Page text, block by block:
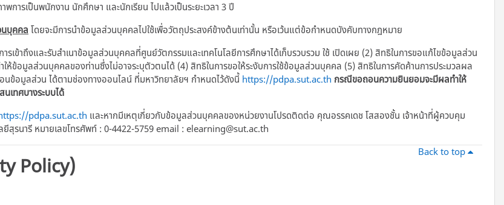
การเป็นพนักงาน นักศึกษา และนักเรียน ไปแล้วเป็นระยะเวลา 3 ปี
นบุคคล โดยจะมีการนำข้อมูลส่วนบุคคลไปใช้เพื่อวัตถุประสงค์ข้างต้นเท่านั้น หรือเว้นแต่ข้อกำหนดบังคับทางกฎหมาย
ถึงและรับสำเนาข้อมูลส่วนบุคคลที่ศูนย์วัตกรรมและเทคโนโลยีการศึกษาได้เก็บรวบรวม ใช้ เปิดเผย (2) สิทธิในการขอแก้ไขข้อมูลส่วน
อมูลส่วนบุคคลของท่านซึ่งไม่อาจระบุตัวตนได้ (4) สิทธิในการขอให้ระงับการใช้ข้อมูลส่วนบุคคล (5) สิทธิในการคัดค้านการประมวลผล
นข้อมูลส่วน ได้ตามช่องทางออนไลน์ ที่มหาวิทยาลัยฯ กำหนดไว้ดังนี้ https://pdpa.sut.ac.th กรณีขอถอนความยินยอมจะมีผลทำให้
นเทศบางระบบได้
pdpa.sut.ac.th และหากมีเหตุเกี่ยวกับข้อมูลส่วนบุคคลของหน่วยงานโปรดติดต่อ คุณอรรคเดช โสสองชั้น เจ้าหน้าที่ผู้ควบคุม
ยีสุรนารี หมายเลขโทรศัพท์ : 0-4422-5759 email : elearning@sut.ac.th
Back to top
Policy)